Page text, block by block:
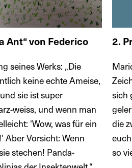
Ant“ von Federico
seines Werks: „Die
keine echte Ameise,
sie ist super
weiss, und wenn man
'Wow, was für ein
Aber Vorsicht: Wenn
stechen! Panda-
2.
sich
die
so